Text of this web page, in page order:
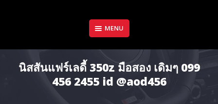
MENU
นิสสันแฟร์เลดี้ 350z มือสอง เดิมๆ 099
456 2455 id @aod456